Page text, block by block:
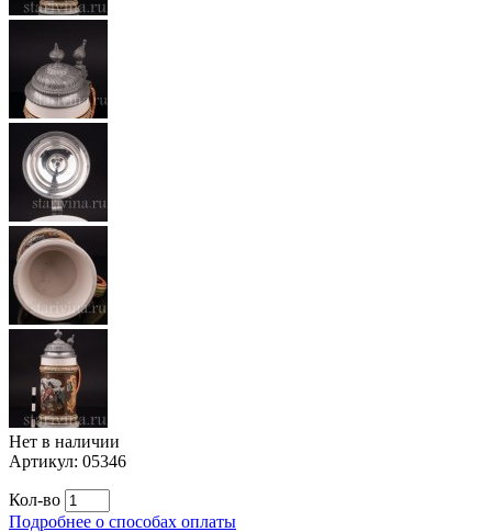
Нет в наличии
Артикул: 05346
Кол-во
Подробнее о способах оплаты